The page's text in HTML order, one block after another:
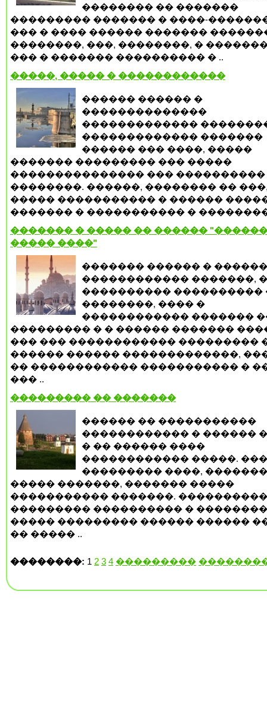
�������� �� �������
��������� ������� � ����-
��� � ���� ������ �������
��������, ���, ��������, �
��� � ������� ���������� � ..
�����, ����� � ������������
������ ������ �
��������������
�������������
������������� �������
������ ��� ����, �����
������� ��������� ��� �����
��������������� ��� ����������
��������. ������, �������� ��
����� ����������� � ������
������� � ����������� � ��������
������� � ����� �� ������
����� ����"
������� ������ �
������������ �������,
���������� ����������
��������, ���� �
������������ �������
��������� � � ������ �������
��� ��� ������������ ���������
������ ������ �������������,
�� ������������ ����������� �
��� ..
��������� �� �������
������ �� �����������
������������ � ������
� �� ������ ����
������������ �����.
��������� ����,
����� �������, ������� �����
����������� �������. ����������
��������� ���������� � ��������
����� ��������� ������ ������
�� ����� ..
��������: 1 2 3 4 ���������